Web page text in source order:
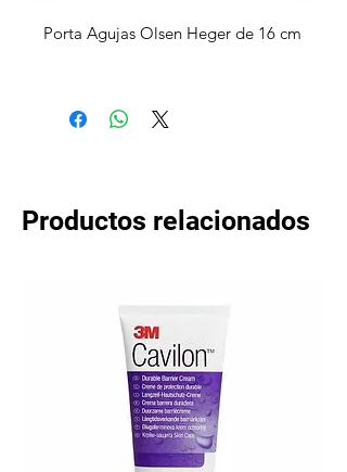
Porta Agujas Olsen Heger de 16 cm
Productos relacionados